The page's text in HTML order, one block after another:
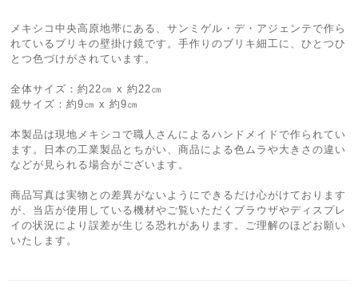
メキシコ中央高原地帯にある、サンミゲル・デ・アジェンテで作ら
れているブリキの壁掛け鏡です。手作りのブリキ細工に、ひとつひ
とつ色づけがされています。
全体サイズ：約22㎝ x 約22㎝
鏡サイズ：約9㎝ x 約9㎝
本製品は現地メキシコで職人さんによるハンドメイドで作られてい
ます。日本の工業製品とちがい、商品による色ムラや大きさの違い
などが見られる場合がございます。
商品写真は実物との差異がないようにできるだけ心がけております
が、当店が使用している機材やご覧いただくブラウザやディスプレ
イの状況により誤差が生じる恐れがあります。ご理解のほどお願い
いたします。